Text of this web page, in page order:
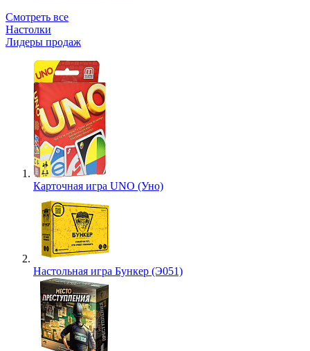
Смотреть все
Настолки
Лидеры продаж
Карточная игра UNO (Уно)
Настольная игра Бункер (Э051)